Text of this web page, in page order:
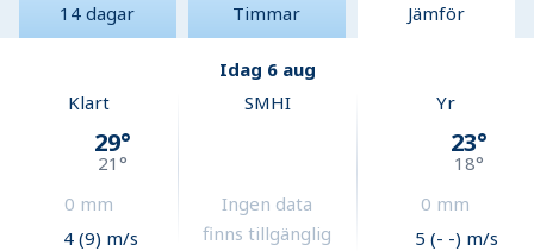
14 dagar Timmar Jämför
Idag 6 aug
Klart
29°
21°
0 mm
4 (9) m/s
SMHI
Ingen data
finns tillgänglig
Yr
23°
18°
0 mm
5 (- -) m/s